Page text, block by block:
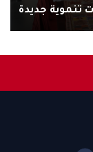
تنموية جديدة